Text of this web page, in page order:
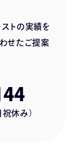
トの実績を
せたご提案
休み）